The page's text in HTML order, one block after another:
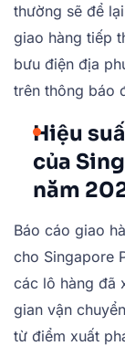
thường sẽ để
giao hàng tiếp
bưu điện địa
trên thông báo
Hiệu
của
năm
Báo cáo giao
cho Singapore
các lô hàng đã
gian vận
từ điểm xuất